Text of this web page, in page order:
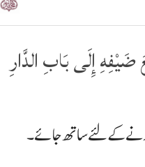
إِلَى بَابِ الدَّارِ
کے لئے ساتھ جائے۔